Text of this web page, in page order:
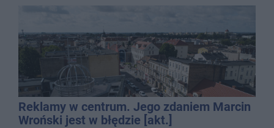
Reklamy w centrum. Jego zdaniem Marcin
Wroński jest w błędzie [akt.]